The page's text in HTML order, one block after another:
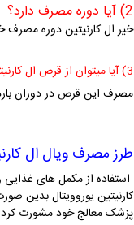
2) آیا دوره مصرف دارد؟
خیر ال کارنیتین دوره مصرف
3) آیا میتوان از قرص ال کارنیتین در بارداری و شیردهی استفاده نمود؟
مصرف این قرص در دوران
طرز مصرف ویال ال
استفاده از مکمل های
کارنیتین یوروویتال بدین
پزشک معالج خود مشورت